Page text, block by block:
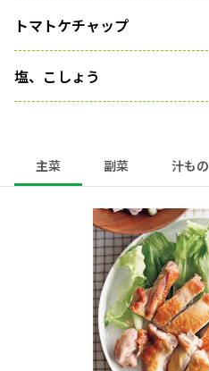
トマトケチャップ
塩、こしょう
主菜 副菜 汁もの